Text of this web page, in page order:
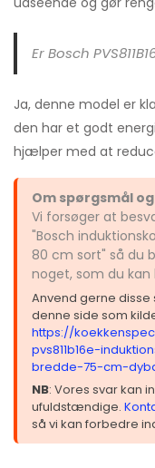
Er Bosch
Ja, denne model er
den har et godt
hjælper med at
Om spørgsmål
Vi forsøger at
"Bosch
80 cm sort" så du
noget, som du kan
Anvend gerne disse
denne side som
https://
pvs811b16e-
bredde-75-cm-
NB: Vores svar kan
ufuldstændige.
så vi kan forbedre